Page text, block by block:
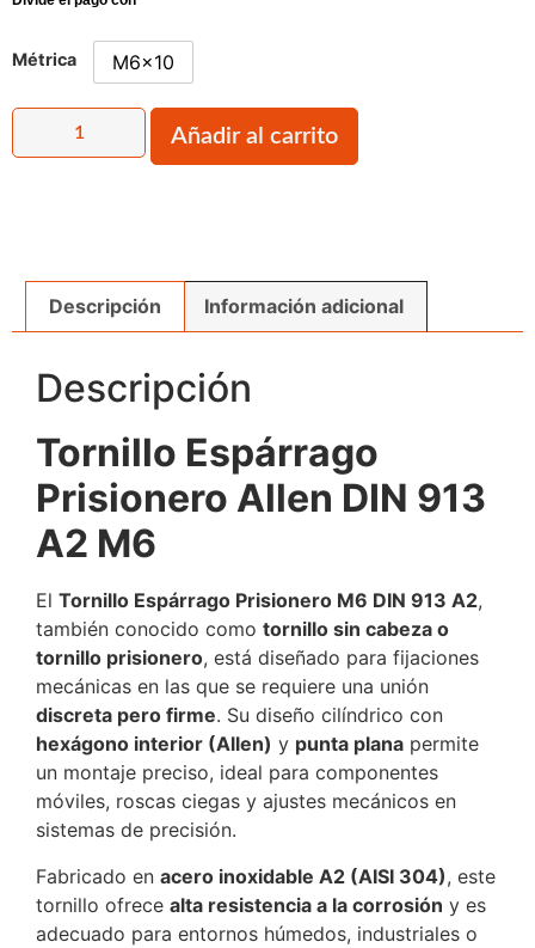
Métrica M6x10
Añadir al carrito
Descripción Información adicional
Descripción
Tornillo Espárrago
Prisionero Allen DIN 913
A2 M6
El Tornillo Espárrago Prisionero M6 DIN 913 A2,
también conocido como tornillo sin cabeza o
tornillo prisionero, está diseñado para fijaciones
mecánicas en las que se requiere una unión
discreta pero firme. Su diseño cilíndrico con
hexágono interior (Allen) y punta plana permite
un montaje preciso, ideal para componentes
móviles, roscas ciegas y ajustes mecánicos en
sistemas de precisión.
Fabricado en acero inoxidable A2 (AISI 304), este
tornillo ofrece alta resistencia a la corrosión y es
adecuado para entornos húmedos, industriales o